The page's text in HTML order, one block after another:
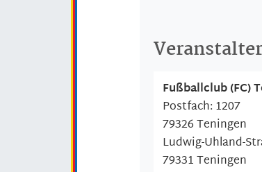
Veranstalter
Fußballclub (FC)
Postfach: 1207
79326 Teningen
Ludwig-Uhland-
79331Teningen